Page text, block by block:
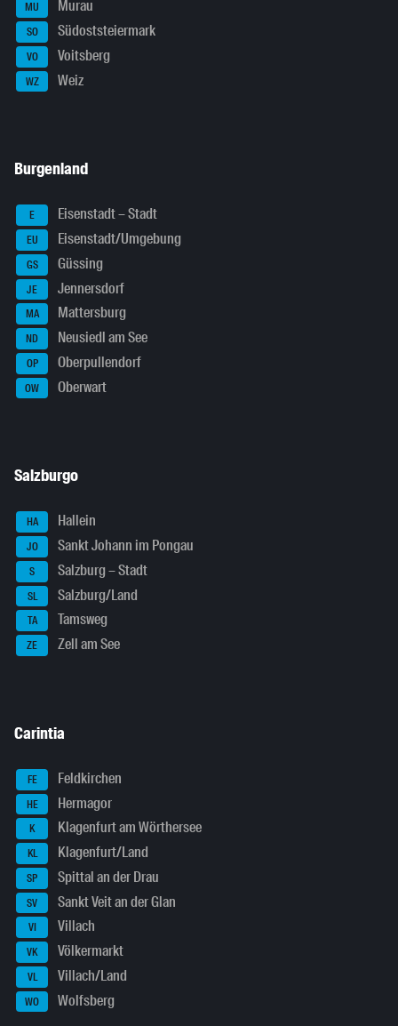
MU Murau
SO Südoststeiermark
VO Voitsberg
WZ Weiz
Burgenland
E Eisenstadt – Stadt
EU Eisenstadt/Umgebung
GS Güssing
JE Jennersdorf
MA Mattersburg
ND Neusiedl am See
OP Oberpullendorf
OW Oberwart
Salzburgo
HA Hallein
JO Sankt Johann im Pongau
S Salzburg – Stadt
SL Salzburg/Land
TA Tamsweg
ZE Zell am See
Carintia
FE Feldkirchen
HE Hermagor
K Klagenfurt am Wörthersee
KL Klagenfurt/Land
SP Spittal an der Drau
SV Sankt Veit an der Glan
VI Villach
VK Völkermarkt
VL Villach/Land
WO Wolfsberg